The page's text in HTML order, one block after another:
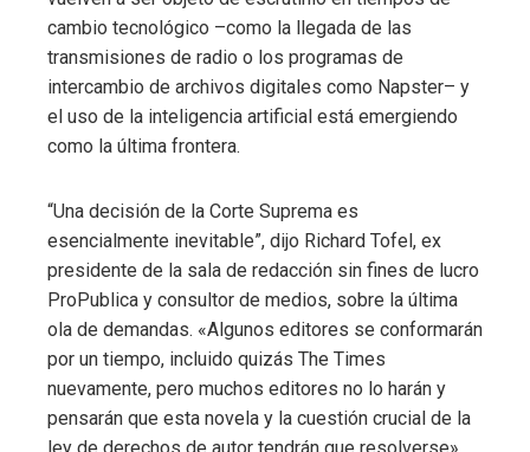
cambio tecnológico –como la llegada de las
transmisiones de radio o los programas de
intercambio de archivos digitales como Napster– y
el uso de la inteligencia artificial está emergiendo
como la última frontera.
“Una decisión de la Corte Suprema es
esencialmente inevitable”, dijo Richard Tofel, ex
presidente de la sala de redacción sin fines de lucro
ProPublica y consultor de medios, sobre la última
ola de demandas. «Algunos editores se conformarán
por un tiempo, incluido quizás The Times
nuevamente, pero muchos editores no lo harán y
pensarán que esta novela y la cuestión crucial de la